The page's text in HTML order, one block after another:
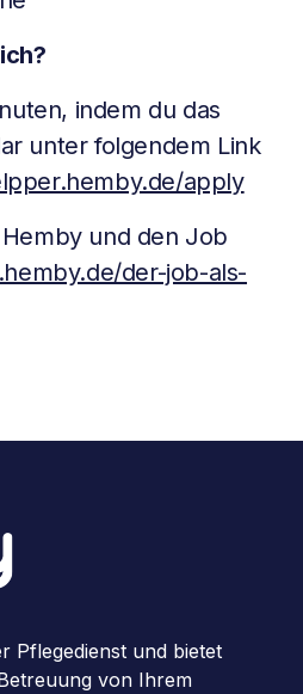
indem du das
unter folgendem Link
apply
und den Job
der-job-als-
Pflegedienst und bietet
von Ihrem